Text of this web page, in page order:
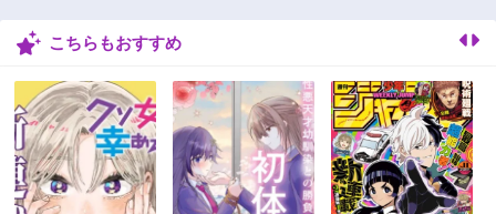
第6話
第4話
3ヶ月前
第3話
3ヶ月前
第2話
3ヶ月前
第1話
3ヶ月前
こちらもおすすめ